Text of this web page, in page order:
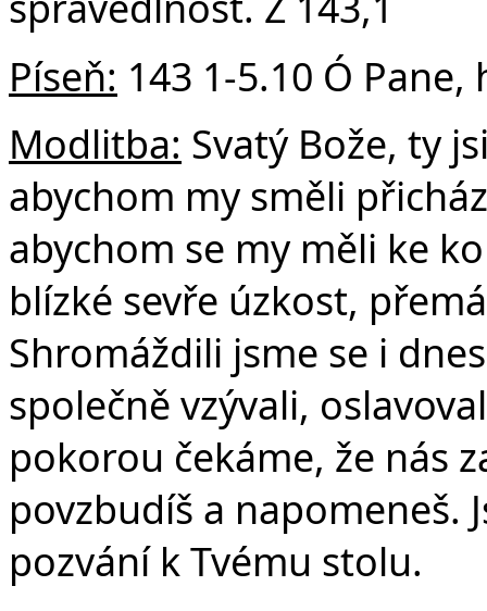
Píseň: 143 1-5.10 Ó
Modlitba: Svatý Bože, ty
abychom my směli
abychom se my měli ke
blízké sevře úzkost,
Shromáždili jsme se i
společně vzývali,
pokorou čekáme, že nás
povzbudíš a napomeneš.
pozvání k Tvému stolu.